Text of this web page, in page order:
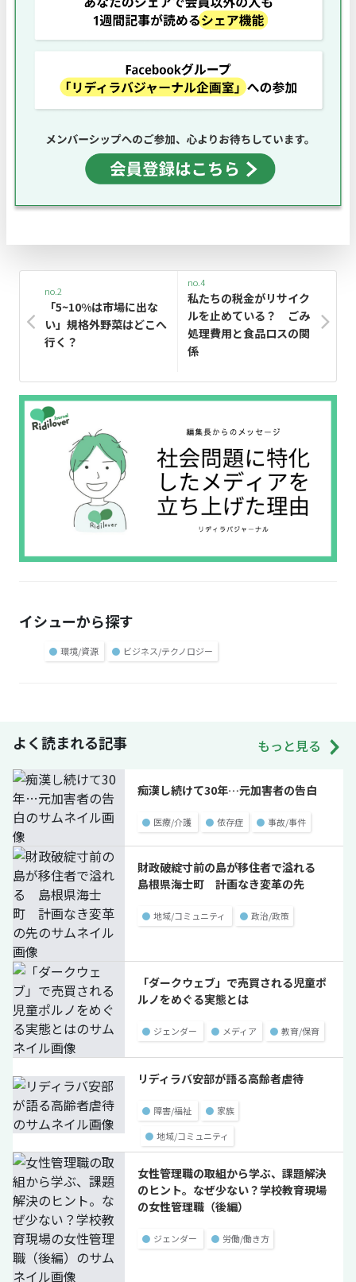
no.2
「5~10%は市場に出な
い」規格外野菜はどこへ
行く？
no.4
私たちの税金がリサイク
ルを止めている？ ごみ
処理費用と食品ロスの関
係
イシューから探す
● 環境/資源 ● ビジネス/テクノロジー
よく読まれる記事 もっと見る
痴漢し続けて30年…元加害者の告白
● 医療/介護 ● 依存症 ● 事故/事件
財政破綻寸前の島が移住者で溢れる
島根県海士町 計画なき変革の先
● 地域/コミュニティ ● 政治/政策
「ダークウェブ」で売買される児童ポ
ルノをめぐる実態とは
● ジェンダー ● メディア ● 教育/保育
リディラバ安部が語る高齢者虐待
● 障害/福祉 ● 家族
● 地域/コミュニティ
女性管理職の取組から学ぶ、課題解決
のヒント。なぜ少ない？学校教育現場
の女性管理職（後編）
● ジェンダー ● 労働/働き方